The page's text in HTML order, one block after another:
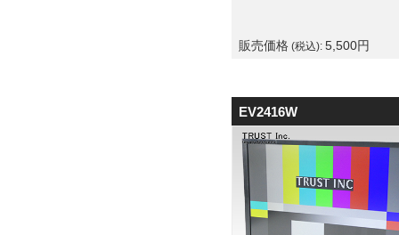
販売価格 (税込): 5,500円
EV2416W